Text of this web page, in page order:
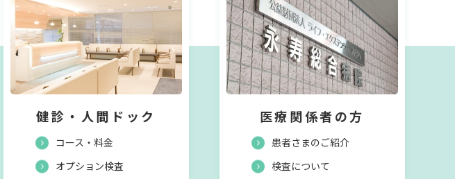
健診・人間ドック
コース・料金
オプション検査
医療関係者の方
患者さまのご紹介
検査について